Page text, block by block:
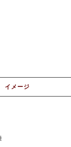
イメージ